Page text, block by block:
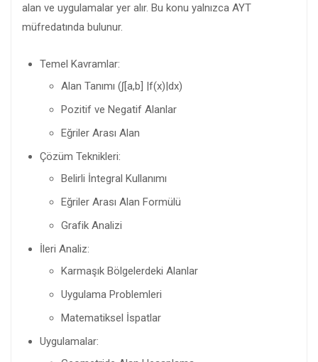
alan ve uygulamalar yer alır. Bu konu yalnızca AYT
müfredatında bulunur.
Temel Kavramlar:
Alan Tanımı (∫[a,b] |f(x)|dx)
Pozitif ve Negatif Alanlar
Eğriler Arası Alan
Çözüm Teknikleri:
Belirli İntegral Kullanımı
Eğriler Arası Alan Formülü
Grafik Analizi
İleri Analiz:
Karmaşık Bölgelerdeki Alanlar
Uygulama Problemleri
Matematiksel İspatlar
Uygulamalar: